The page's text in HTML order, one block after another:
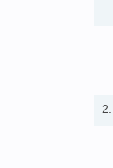
2.